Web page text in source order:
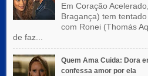
Em Coração
Bragança) tem
com Ronei (Thomás
de faz...
Quem Ama Cuida: Dora
confessa amor por ela